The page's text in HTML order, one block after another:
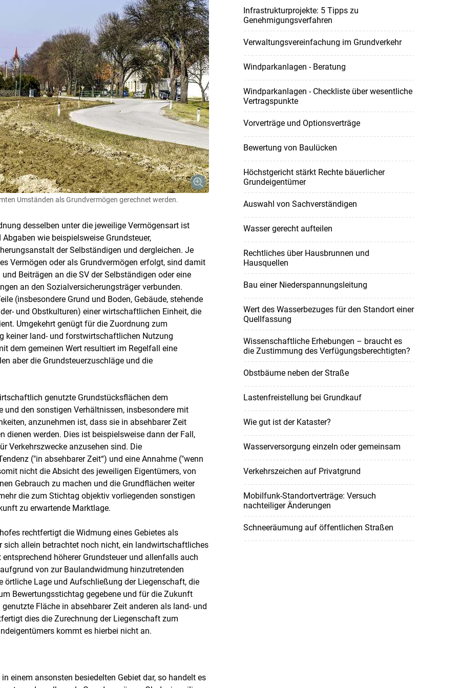
Skip to main content
Umständen als Grundvermögen gerechnet werden.
desselben unter die jeweilige Vermögensart ist
wie beispielsweise Grundsteuer,
der Selbständigen und dergleichen. Je
Vermögen oder als Grundvermögen erfolgt, sind damit
Beiträgen an die SV der Selbständigen oder eine
an den Sozialversicherungsträger verbunden.
(insbesondere Grund und Boden, Gebäude, stehende
und Obstkulturen) einer wirtschaftlichen Einheit, die
Umgekehrt genügt für die Zuordnung zum
keiner land- und forstwirtschaftlichen Nutzung
dem gemeinen Wert resultiert im Regelfall eine
aber die Grundsteuerzuschläge und die
genutzte Grundstücksflächen dem
und den sonstigen Verhältnissen, insbesondere mit
anzunehmen ist, dass sie in absehbarer Zeit
werden. Dies ist beispielsweise dann der Fall,
Verkehrszwecke anzusehen sind. Die
("in absehbarer Zeit“) und eine Annahme ("wenn
nicht die Absicht des jeweiligen Eigentümers, von
Gebrauch zu machen und die Grundflächen weiter
die zum Stichtag objektiv vorliegenden sonstigen
zu erwartende Marktlage.
rechtfertigt die Widmung eines Gebietes als
allein betrachtet noch nicht, ein landwirtschaftliches
höherer Grundsteuer und allenfalls auch
von zur Baulandwidmung hinzutretenden
Lage und Aufschließung der Liegenschaft, die
Bewertungsstichtag gegebene und für die Zukunft
Fläche in absehbarer Zeit anderen als land- und
dies die Zurechnung der Liegenschaft zum
kommt es hierbei nicht an.
einem ansonsten besiedelten Gebiet dar, so handelt es
Infrastrukturprojekte: 5 Tipps zu
Genehmigungsverfahren
Verwaltungsvereinfachung im Grundverkehr
Windparkanlagen - Beratung
Windparkanlagen - Checkliste über wesentliche
Vertragspunkte
Vorverträge und Optionsverträge
Bewertung von Baulücken
Höchstgericht stärkt Rechte bäuerlicher
Grundeigentümer
Auswahl von Sachverständigen
Wasser gerecht aufteilen
Rechtliches über Hausbrunnen und
Hausquellen
Bau einer Niederspannungsleitung
Wert des Wasserbezuges für den Standort einer
Quellfassung
Wissenschaftliche Erhebungen – braucht es
die Zustimmung des Verfügungsberechtigten?
Obstbäume neben der Straße
Lastenfreistellung bei Grundkauf
Wie gut ist der Kataster?
Wasserversorgung einzeln oder gemeinsam
Verkehrszeichen auf Privatgrund
Mobilfunk-Standortverträge: Versuch
nachteiliger Änderungen
Schneeräumung auf öffentlichen Straßen